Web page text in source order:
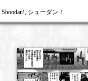
Shoodan!, シューダン！